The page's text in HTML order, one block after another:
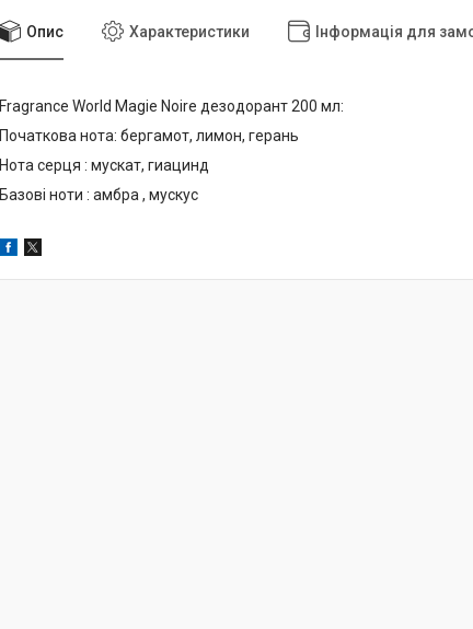
Опис Характеристики Інформація для
Fragrance World Magie Noire дезодорант 200 мл:
Початкова нота: бергамот, лимон, герань
Нота серця : мускат, гиацинд
Базові ноти : амбра , мускус